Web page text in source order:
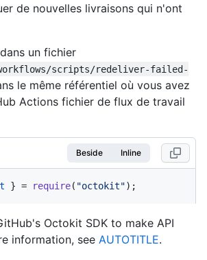
de nouvelles livraisons qui n'ont
un fichier
scripts/redeliver-failed-
le même référentiel où vous avez
Actions fichier de flux de travail
Beside Inline
} = require( "octokit");
Octokit SDK to make API
information, see AUTOTITLE.